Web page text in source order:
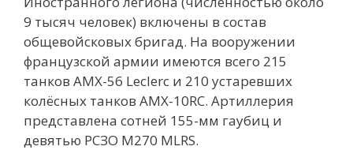
9 тысяч человек) включены в состав
общевойсковых бригад. На вооружении
французской армии имеются всего 215
танков AMX-56 Leclerc и 210 устаревших
колёсных танков AMX-10RC. Артиллерия
представлена сотней 155-мм гаубиц и
девятью РСЗО M270 MLRS.